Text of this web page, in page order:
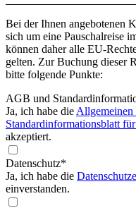
Bei der Ihnen angebotenen
sich um eine Pauschalreise
können daher alle EU-
gelten. Zur Buchung dieser
bitte folgende Punkte:
AGB und
Ja, ich habe die Allgemeinen
Standardinformationsblatt
akzeptiert.
Datenschutz*
Ja, ich habe die
einverstanden.